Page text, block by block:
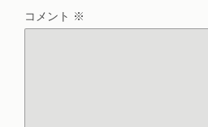
コメント ※